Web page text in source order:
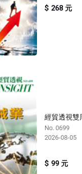
$ 268 元
經貿透視雙
No. 0699
2026-08-05
$ 99 元